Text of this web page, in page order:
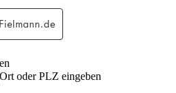
Ort oder PLZ eingeben